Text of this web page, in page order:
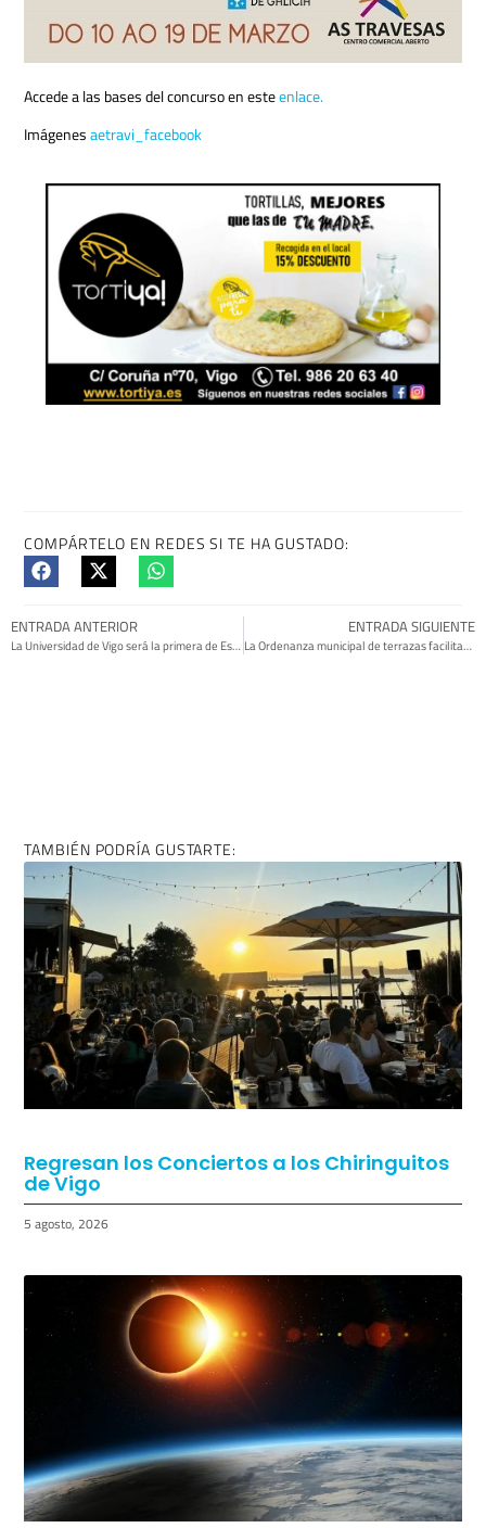
Accede a las bases del concurso en esteenlace.
Imágenesaetravi_facebook
COMPÁRTELO EN REDES SI TE HA GUSTADO:
ENTRADA ANTERIOR
La Universidad de Vigo será la primera de España en dar gratis productos de higiene femenina
ENTRADA SIGUIENTE
La Ordenanza municipal de terrazas facilitará más espacio para las mesas
TAMBIÉN PODRÍA GUSTARTE:
Regresan los Conciertos a los Chiringuitos
de Vigo
5 agosto, 2026